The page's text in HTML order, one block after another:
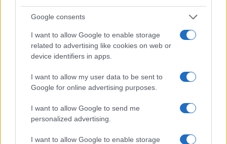
Google consents
I want to allow Google to enable storage
related to advertising like cookies on web or
device identifiers in apps.
I want to allow my user data to be sent to
Google for online advertising purposes.
I want to allow Google to send me
personalized advertising.
I want to allow Google to enable storage
Incidente sulla provinciale 125, paura tra Olbia e
Arzachena
Incidente sulla strada provinciale ad Arzachena,
un ferito
Sangue, musica e solidarietà con Avis Olbia al
Delta Center
Meteo Olbia 9 agosto, temperature in calo